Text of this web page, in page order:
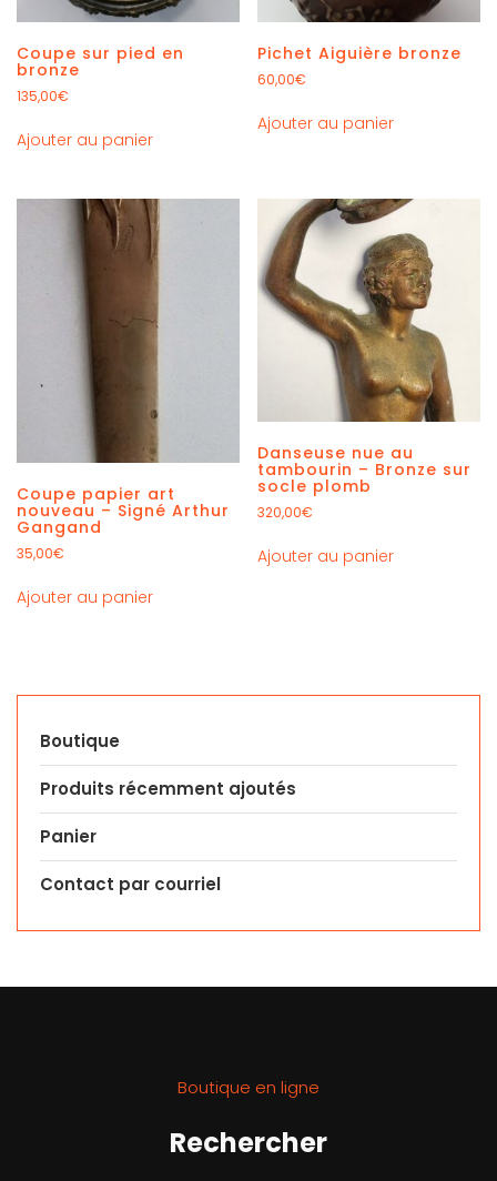
Coupe sur pied en
bronze
135,00€
Ajouter au panier
Pichet Aiguière bronze
60,00€
Ajouter au panier
Coupe papier art
nouveau – Signé Arthur
Gangand
35,00€
Ajouter au panier
Danseuse nue au
tambourin – Bronze sur
socle plomb
320,00€
Ajouter au panier
Boutique
Produits récemment ajoutés
Panier
Contact par courriel
Boutique en ligne
Rechercher